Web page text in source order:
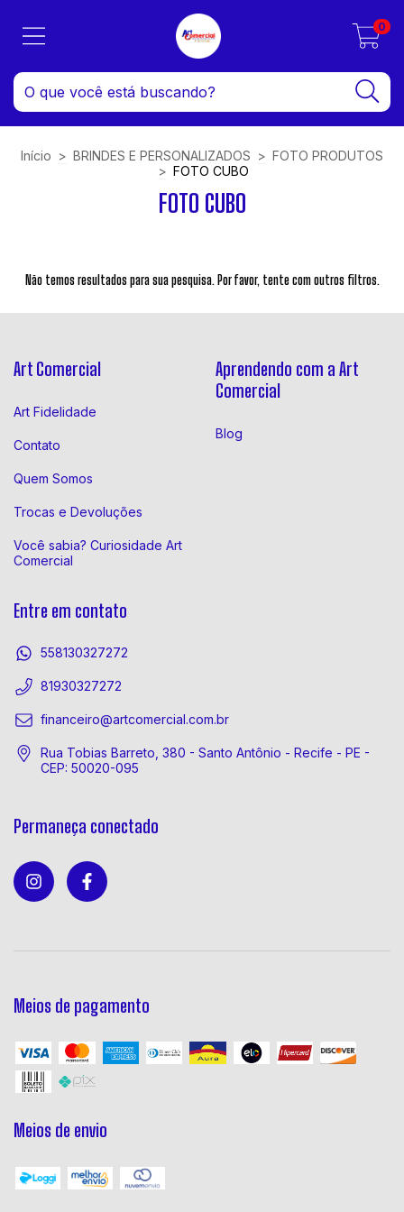
0
Início > BRINDES E PERSONALIZADOS > FOTO PRODUTOS
> FOTO CUBO
FOTO CUBO
Não temos resultados para sua pesquisa. Por favor, tente com outros filtros.
Art Comercial
Art Fidelidade
Contato
Quem Somos
Trocas e Devoluções
Você sabia? Curiosidade Art
Comercial
Aprendendo com a Art
Comercial
Blog
Entre em contato
558130327272
81930327272
financeiro@artcomercial.com.br
Rua Tobias Barreto, 380 - Santo Antônio - Recife - PE -
CEP: 50020-095
Permaneça conectado
Meios de pagamento
Meios de envio